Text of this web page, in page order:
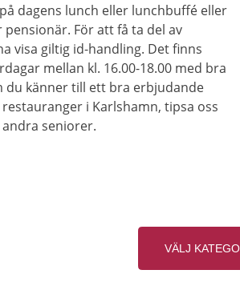
dagens lunch eller lunchbuffé eller
För att få ta del av
visa giltig id-handling. Det finns
mellan kl. 16.00-18.00 med bra
du känner till ett bra erbjudande
i Karlshamn, tipsa oss
seniorer.